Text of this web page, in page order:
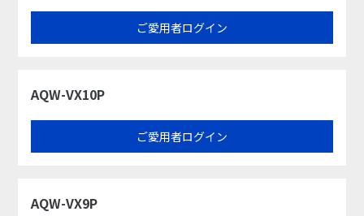
ご愛用者ログイン
AQW-VX10P
ご愛用者ログイン
AQW-VX9P